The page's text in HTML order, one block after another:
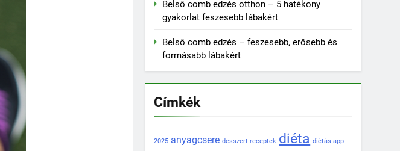
Belső comb edzés otthon – 5 hatékony
gyakorlat feszesebb lábakért
Belső comb edzés – feszesebb, erősebb és
formásabb lábakért
Címkék
2025 anyagcsere desszert receptek diéta diétás app